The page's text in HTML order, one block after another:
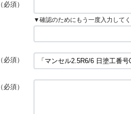
（必須）
▼確認のためにもう一度入力してく
（必須）
（必須）